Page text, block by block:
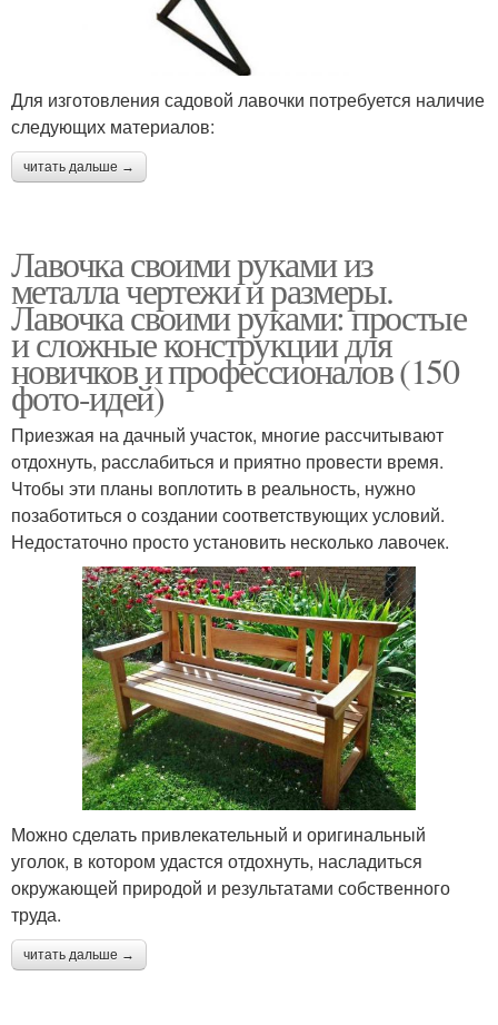
Для изготовления садовой лавочки потребуется наличие
следующих материалов:
читать дальше →
Лавочка своими руками из
металла чертежи и размеры.
Лавочка своими руками: простые
и сложные конструкции для
новичков и профессионалов (150
фото-идей)
Приезжая на дачный участок, многие рассчитывают
отдохнуть, расслабиться и приятно провести время.
Чтобы эти планы воплотить в реальность, нужно
позаботиться о создании соответствующих условий.
Недостаточно просто установить несколько лавочек.
Можно сделать привлекательный и оригинальный
уголок, в котором удастся отдохнуть, насладиться
окружающей природой и результатами собственного
труда.
читать дальше →